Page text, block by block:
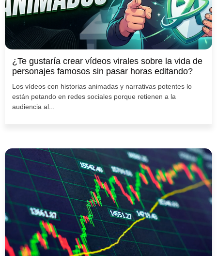
¿Te gustaría crear vídeos virales sobre la vida de
personajes famosos sin pasar horas editando?
Los vídeos con historias animadas y narrativas potentes lo
están petando en redes sociales porque retienen a la
audiencia al...